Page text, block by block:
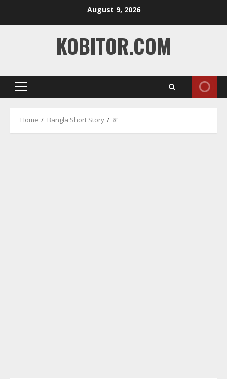
August 9, 2026
KOBITOR.COM
Primary
Home Bangla Short Story মা